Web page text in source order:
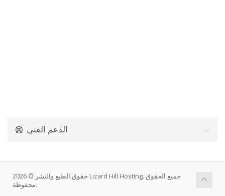
الدعم الفني
حقوق الطبع والنشر © 2026 Lizard Hill Hosting. جميع الحقوق
محفوظة.